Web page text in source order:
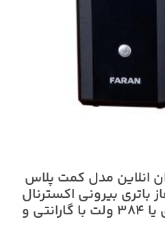
فاران انلاین مدل کمت پلاس
باتری بیرونی اکسترنال
دارای ظرفیت 32 باتری یا 384 ولت با گارانتی و